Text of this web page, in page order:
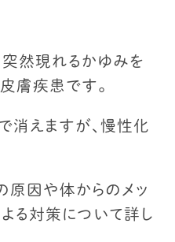
突然現れるかゆみを
膚疾患です。
消えますが、慢性化
原因や体からのメッ
る対策について詳し